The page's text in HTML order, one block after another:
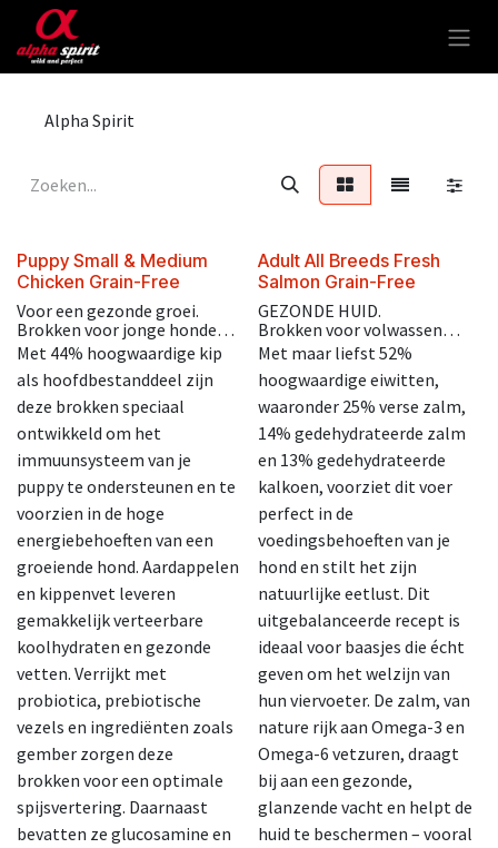
Overslaan naar inhoud
Alpha Spirit
Puppy Small & Medium
Chicken Grain-Free
Voor een gezonde groei.
Brokken voor jonge honden
onder de 12 maanden, kleine
en middelgrote rassen.
Met 44% hoogwaardige kip
als hoofdbestanddeel zijn
deze brokken speciaal
ontwikkeld om het
immuunsysteem van je
puppy te ondersteunen en te
voorzien in de hoge
energiebehoeften van een
groeiende hond. Aardappelen
en kippenvet leveren
gemakkelijk verteerbare
koolhydraten en gezonde
vetten. Verrijkt met
probiotica, prebiotische
vezels en ingrediënten zoals
gember zorgen deze
brokken voor een optimale
spijsvertering. Daarnaast
bevatten ze glucosamine en
Adult All Breeds Fresh
Salmon Grain-Free
GEZONDE HUID.
Brokken voor volwassen
honden vanaf 12 maanden,
rassen, ontwikkeld om een
goede spijsvertering te
ondersteunen en de
huidgezondheid te
verbeteren.
Met maar liefst 52%
hoogwaardige eiwitten,
waaronder 25% verse zalm,
14% gedehydrateerde zalm
en 13% gedehydrateerde
kalkoen, voorziet dit voer
perfect in de
voedingsbehoeften van je
hond en stilt het zijn
natuurlijke eetlust. Dit
uitgebalanceerde recept is
ideaal voor baasjes die écht
geven om het welzijn van
hun viervoeter. De zalm, van
nature rijk aan Omega-3 en
Omega-6 vetzuren, draagt
bij aan een gezonde,
glanzende vacht en helpt de
huid te beschermen – vooral